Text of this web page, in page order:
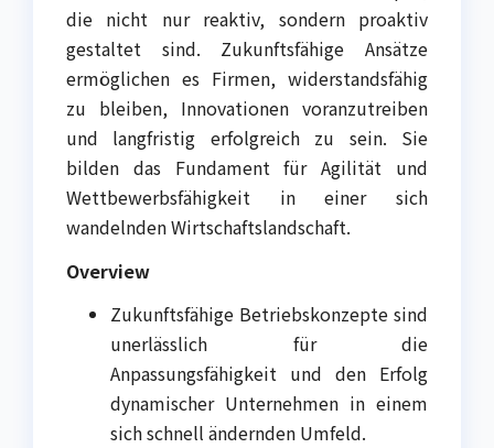
die nicht nur reaktiv, sondern proaktiv
gestaltet sind. Zukunftsfähige Ansätze
ermöglichen es Firmen, widerstandsfähig
zu bleiben, Innovationen voranzutreiben
und langfristig erfolgreich zu sein. Sie
bilden das Fundament für Agilität und
Wettbewerbsfähigkeit in einer sich
wandelnden Wirtschaftslandschaft.
Overview
Zukunftsfähige Betriebskonzepte sind
unerlässlich für die
Anpassungsfähigkeit und den Erfolg
dynamischer Unternehmen in einem
sich schnell ändernden Umfeld.